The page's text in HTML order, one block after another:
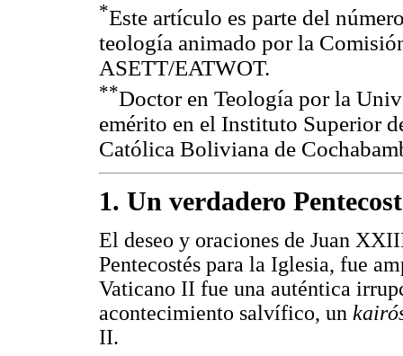
*Este artículo es parte del
teología animado por la
ASETT/EATWOT.
**Doctor en Teología por la
emérito en el Instituto Superior
Católica Boliviana de
1. Un verdadero
El deseo y oraciones de Juan
Pentecostés para la Iglesia, fue
Vaticano II fue una auténtica
acontecimiento salvífico, un
II.